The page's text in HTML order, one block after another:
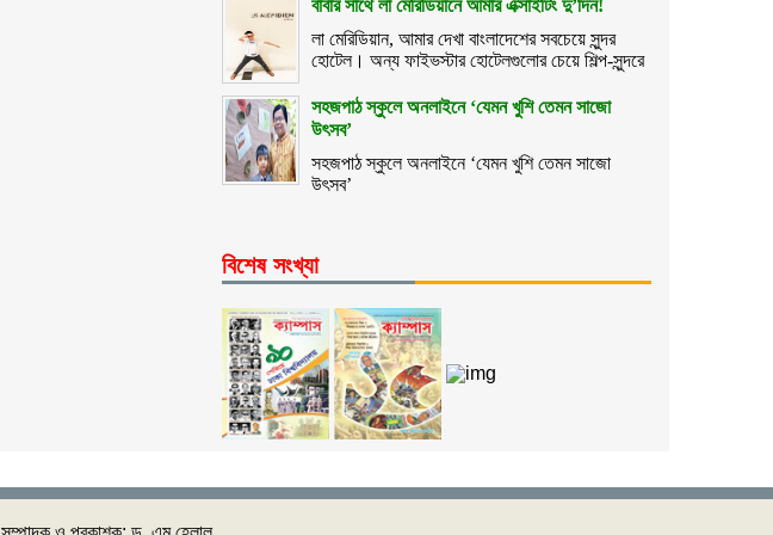
বাবার সাথে লা মেরিডিয়ানে আমার এক্সাইটিং দু’দিন!
লা মেরিডিয়ান, আমার দেখা বাংলাদেশের সবচেয়ে সুন্দর
হোটেল। অন্য ফাইভস্টার হোটেলগুলোর চেয়ে শিল্প-সুন্দরে
সহজপাঠ স্কুলে অনলাইনে ‘যেমন খুশি তেমন সাজো
উৎসব’
সহজপাঠ স্কুলে অনলাইনে ‘যেমন খুশি তেমন সাজো
উৎসব’
বিশেষ সংখ্যা